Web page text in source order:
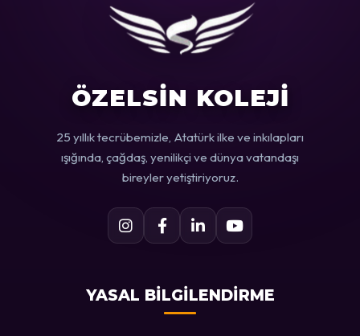
ÖZELSİN KOLEJİ
25 yıllık tecrübemizle, Atatürk ilke ve inkılapları
ışığında, çağdaş, yenilikçi ve dünya vatandaşı
bireyler yetiştiriyoruz.
YASAL BİLGİLENDİRME